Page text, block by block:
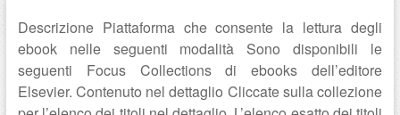
Descrizione Piattaforma che consente la lettura degli
ebook nelle seguenti modalità Sono disponibili le
seguenti Focus Collections di ebooks dell’editore
Elsevier. Contenuto nel dettaglio Cliccate sulla collezione